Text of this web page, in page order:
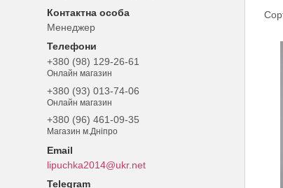
Менеджер
+380 (98) 129-26-61
Онлайн магазин
+380 (93) 013-74-06
Онлайн магазин
+380 (96) 461-09-35
Магазин м.Дніпро
lipuchka2014@ukr.net